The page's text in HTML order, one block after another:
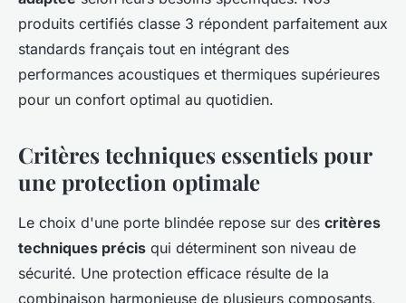
produits certifiés classe 3 répondent parfaitement aux
standards français tout en intégrant des
performances acoustiques et thermiques supérieures
pour un confort optimal au quotidien.
Critères techniques essentiels pour
une protection optimale
Le choix d'une porte blindée repose sur des critères
techniques précis qui déterminent son niveau de
sécurité. Une protection efficace résulte de la
combinaison harmonieuse de plusieurs composants,